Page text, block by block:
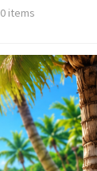
0 items